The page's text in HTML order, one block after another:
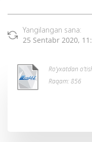
Yangilangan sana:
25 Sentabr 2020,
Ro’yxatdan
Raqam: 856